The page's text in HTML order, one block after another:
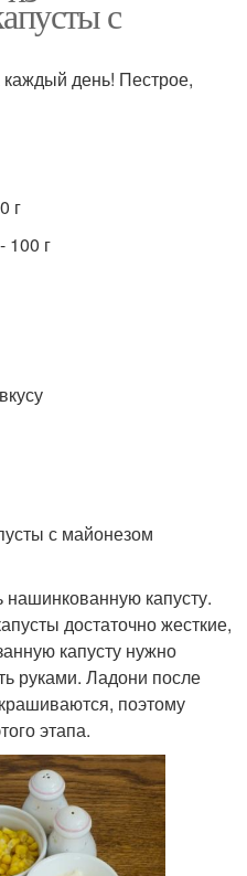
с
день! Пестрое,
г
100 г
с майонезом
нашинкованную капусту.
достаточно жесткие,
капусту нужно
руками. Ладони после
поэтому
этапа.